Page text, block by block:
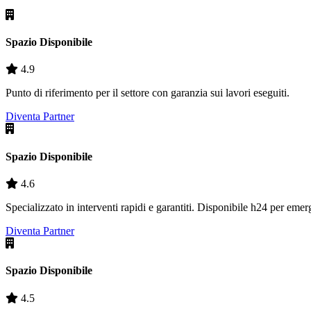
Spazio Disponibile
4.9
Punto di riferimento per il settore con garanzia sui lavori eseguiti.
Diventa Partner
Spazio Disponibile
4.6
Specializzato in interventi rapidi e garantiti. Disponibile h24 per
Diventa Partner
Spazio Disponibile
4.5